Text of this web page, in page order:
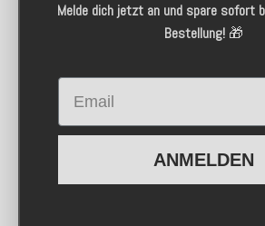
Melde dich jetzt an und spare sofort
Bestellung!🎁
Email
ANMELDEN